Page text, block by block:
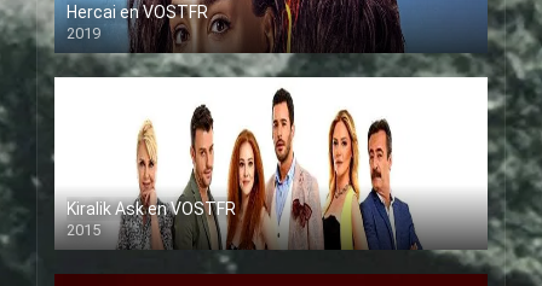
Hercai en VOSTFR
2019
Kiralik Ask en VOSTFR
2015